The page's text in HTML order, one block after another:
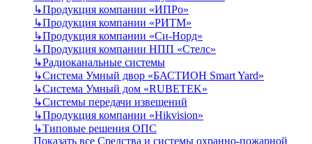
↳Продукция компании «ИПРо»
↳Продукция компании «РИТМ»
↳Продукция компании «Си-Норд»
↳Продукция компании НПП «Стелс»
↳Радиоканальные системы
↳Система Умный двор «БАСТИОН Smart Yard»
↳Система Умный дом «RUBETEK»
↳Системы передачи извещений
↳Продукция компании «Hikvision»
↳Типовые решения ОПС
Показать все Средства и системы охранно-пожарной